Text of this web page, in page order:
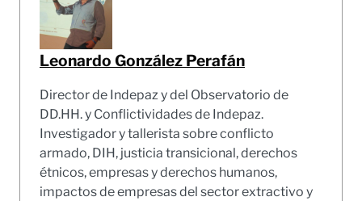
Leonardo González Perafán
Director de Indepaz y del Observatorio de
DD.HH. y Conflictividades de Indepaz.
Investigador y tallerista sobre conflicto
armado, DIH, justicia transicional, derechos
étnicos, empresas y derechos humanos,
impactos de empresas del sector extractivo y